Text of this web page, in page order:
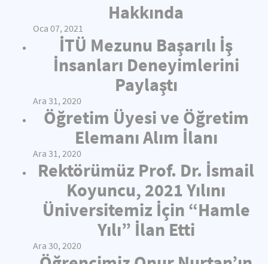
Hakkında
Oca 07, 2021
İTÜ Mezunu Başarılı İş
İnsanları Deneyimlerini
Paylaştı
Ara 31, 2020
Öğretim Üyesi ve Öğretim
Elemanı Alım İlanı
Ara 31, 2020
Rektörümüz Prof. Dr. İsmail
Koyuncu, 2021 Yılını
Üniversitemiz İçin “Hamle
Yılı” İlan Etti
Ara 30, 2020